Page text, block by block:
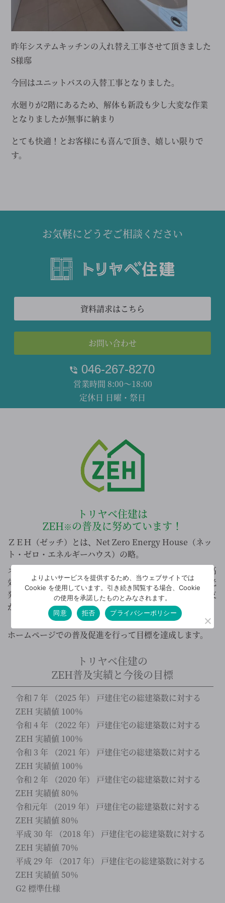
昨年システムキッチンの入れ替え工事させて頂きました
S様邸
今回はユニットバスの入替工事となりました。
水廻りが2階にあるため、解体も新設も少し大変な作業
となりましたが無事に納まり
とても快適！とお客様にも喜んで頂き、嬉しい限りで
す。
お気軽にどうぞご相談ください
資料請求はこちら
お問い合わせ
046-267-8270
営業時間 8:00～18:00
定休日 日曜・祭日
トリヤベ住建は
ZEH※の普及に努めています！
ＺＥＨ（ゼッチ）とは、Net Zero Energy House（ネッ
ト・ゼロ・エネルギーハウス）の略。
ネットゼロエネルギー住宅とは、建物の断熱化＋機器の高
効率化により、使用エネルギーを削減し、さらに、太陽光
発電などの創エネルギーを用いることで、エネルギー収支
がゼロになる住宅のこと。
〈ZEH普及目標の達成に向けて〉
ホームページでの普及促進を行って目標を達成します。
トリヤベ住建の
ZEH普及実績と今後の目標
令和 7 年 （2025 年） 戸建住宅の総建築数に対する
ZEH 実績値 100％
令和 4 年 （2022 年） 戸建住宅の総建築数に対する
ZEH 実績値 100％
令和 3 年 （2021 年） 戸建住宅の総建築数に対する
ZEH 実績値 100％
令和 2 年 （2020 年） 戸建住宅の総建築数に対する
ZEH 実績値 80％
令和元年 （2019 年） 戸建住宅の総建築数に対する
ZEH 実績値 80％
平成 30 年 （2018 年） 戸建住宅の総建築数に対する
ZEH 実績値 70％
平成 29 年 （2017 年） 戸建住宅の総建築数に対する
ZEH 実績値 50％
G2 標準仕様
よりよいサービスを提供するため、当ウェブサイトでは
Cookie を使用しています。引き続き閲覧する場合、Cookie
の使用を承諾したものとみなされます。
同意
拒否 プライバシーポリシー